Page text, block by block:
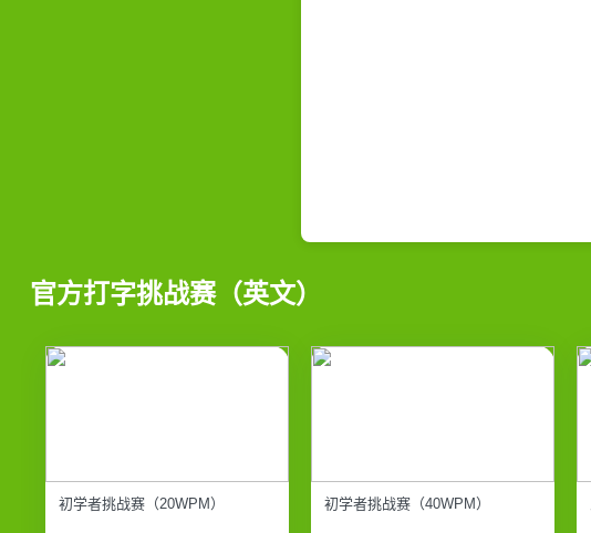
官方打字挑战赛（英文）
初学者挑战赛（20WPM） 初学者挑战赛（40WPM）